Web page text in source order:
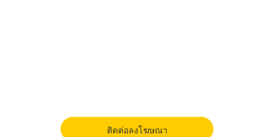
ติดต่อลงโฆษณา